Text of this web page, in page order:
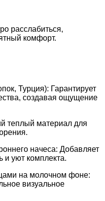
расслабиться,
комфорт.
Турция): Гарантирует
создавая ощущение
теплый материал для
начеса: Добавляет
и уют комплекта.
на молочном фоне:
визуальное